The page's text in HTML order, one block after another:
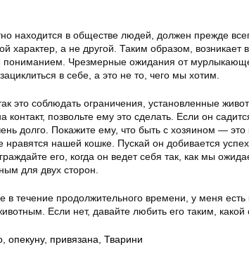
находится в обществе людей, должен прежде
характер, а не другой. Таким образом, возникает
пониманием. Чрезмерные ожидания от
в себе, а это не то, чего мы хотим.
это соблюдать ограничения, установленные
контакт, позвольте ему это сделать. Если он
долго. Покажите ему, что быть с хозяином —
нравятся нашей кошке. Пускай он добивается
его, когда он ведет себя так, как мы
для двух сторон.
в течение продолжительного времени, у меня есть
Если нет, давайте любить его таким, какой
опекуну, привязана Тварини